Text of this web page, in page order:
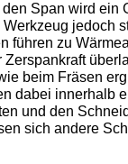
Span wird ein
jedoch
führen zu
beim Fräsen
dabei innerhalb
und den
sich andere